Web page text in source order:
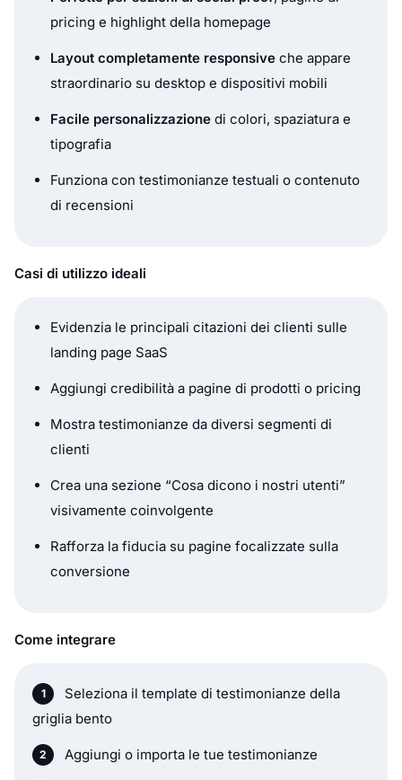
pricing e highlight della homepage
Layout completamente responsive che appare
straordinario su desktop e dispositivi mobili
Facile personalizzazione di colori, spaziatura e
tipografia
Funziona con testimonianze testuali o contenuto
di recensioni
Casi di utilizzo ideali
Evidenzia le principali citazioni dei clienti sulle
landing page SaaS
Aggiungi credibilità a pagine di prodotti o pricing
Mostra testimonianze da diversi segmenti di
clienti
Crea una sezione “Cosa dicono i nostri utenti”
visivamente coinvolgente
Rafforza la fiducia su pagine focalizzate sulla
conversione
Come integrare
Seleziona il template di testimonianze della
griglia bento
Aggiungi o importa le tue testimonianze